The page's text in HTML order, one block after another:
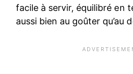
facile à servir, équilibré en
aussi bien au goûter qu’au